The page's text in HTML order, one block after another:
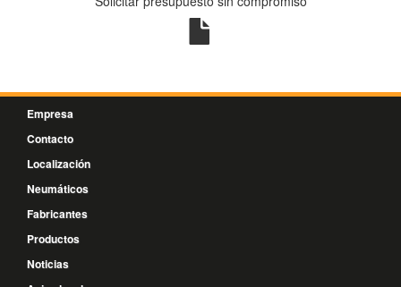
Empresa
Contacto
Localización
Neumáticos
Fabricantes
Productos
Noticias